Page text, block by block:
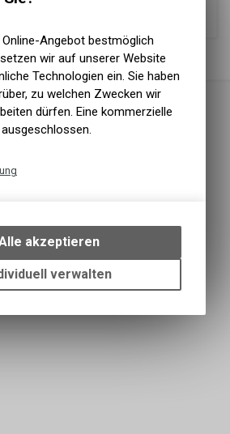
Double CMPT black
2von2Produkten
World
Angebot bestmöglich
wir auf unserer Website
Technologien ein. Sie haben
zu welchen Zwecken wir
dürfen. Eine kommerzielle
bestimmte Interaktionen und
Einstellungen auf Ihrem Gerät,
die grundlegenden
unseres Online-
akzeptieren
verwalten